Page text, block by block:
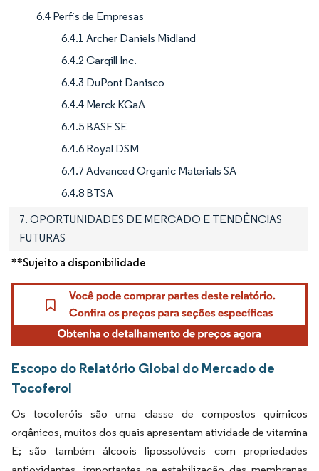
6.4 Perfis de Empresas
6.4.1 Archer Daniels Midland
6.4.2 Cargill Inc.
6.4.3 DuPont Danisco
6.4.4 Merck KGaA
6.4.5 BASF SE
6.4.6 Royal DSM
6.4.7 Advanced Organic Materials SA
6.4.8 BTSA
7. OPORTUNIDADES DE MERCADO E TENDÊNCIAS
FUTURAS
**Sujeito a disponibilidade
Escopo do Relatório Global do Mercado de
Tocoferol
Os tocoferóis são uma classe de compostos químicos
orgânicos, muitos dos quais apresentam atividade de vitamina
E; são também álcoois lipossolúveis com propriedades